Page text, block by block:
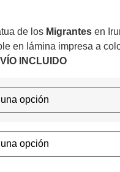
de los Migrantesen
en lámina impresa a
INCLUIDO